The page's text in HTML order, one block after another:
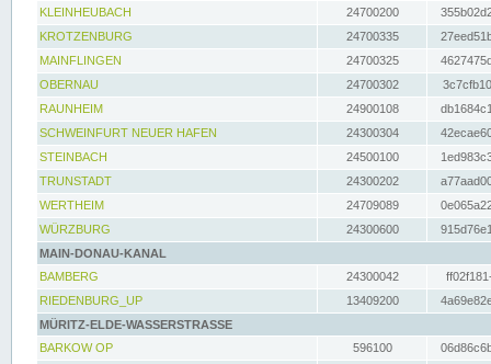
KLEINHEUBACH 24700200
KROTZENBURG
24700335
MAINFLINGEN
24700325
OBERNAU
24700302
RAUNHEIM
24900108
SCHWEINFURT NEUER HAFEN
24300304
STEINBACH
24500100
TRUNSTADT
24300202
WERTHEIM
24709089
WÜRZBURG
24300600
MAIN-DONAU-KANAL
BAMBERG
24300042
RIEDENBURG_UP
13409200
MÜRITZ-ELDE-WASSERSTRASSE
BARKOW OP
596100